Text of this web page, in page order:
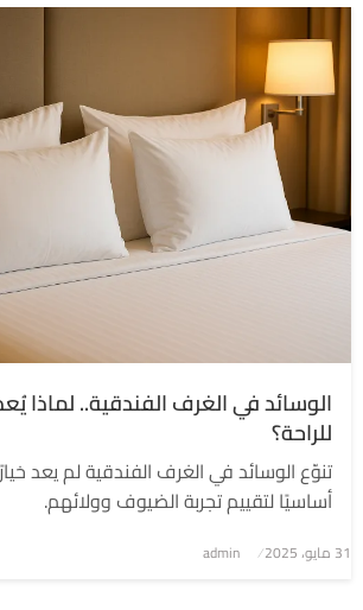
الوسائد في الغرف الفندقية.. لماذا
للراحة؟
تنوّع الوسائد في الغرف الفندقية لم يعد
أساسيًا لتقييم تجربة الضيوف وولائهم.
نُشر
31 مايو، 2025 admin